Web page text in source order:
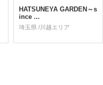
HATSUNEYA GARDEN～s
ince ...
埼玉県 /川越エリア